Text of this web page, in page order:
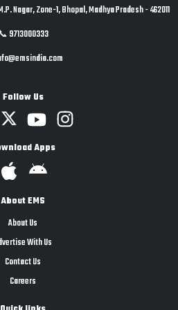
Nagar, Zone-1, Bhopal, Madhya Pradesh - 462011
9713000333
Follow Us
Apps
About EMS
About Us
With Us
Contact Us
Careers